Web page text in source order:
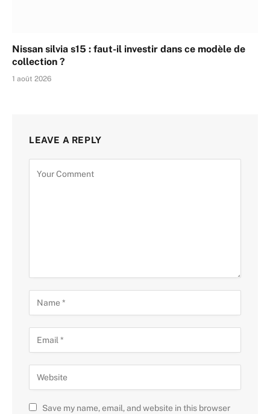
Nissan silvia s15 : faut-il investir dans ce modèle de
collection ?
1 août 2026
LEAVE A REPLY
Save my name, email, and website in this browser